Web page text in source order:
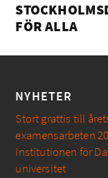
FÖR ALLA
NYHETER
Stort grattis till
examensarbeten
Institutionen för
universitet